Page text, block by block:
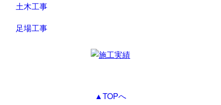
土木工事
足場工事
▲TOPへ